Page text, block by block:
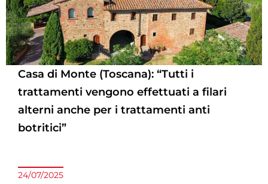
Casa di Monte (Toscana): “Tutti i
trattamenti vengono effettuati a filari
alterni anche per i trattamenti anti
botritici”
24/07/2025